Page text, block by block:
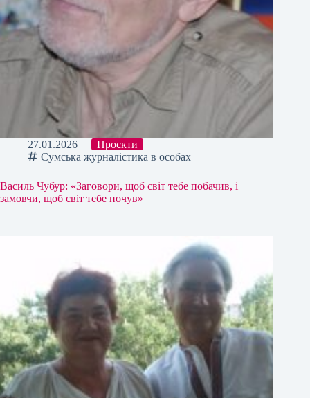
27.01.2026
Проєкти
Сумська журналістика в особах
Василь Чубур: «Заговори, щоб світ тебе побачив, і
замовчи, щоб світ тебе почув»